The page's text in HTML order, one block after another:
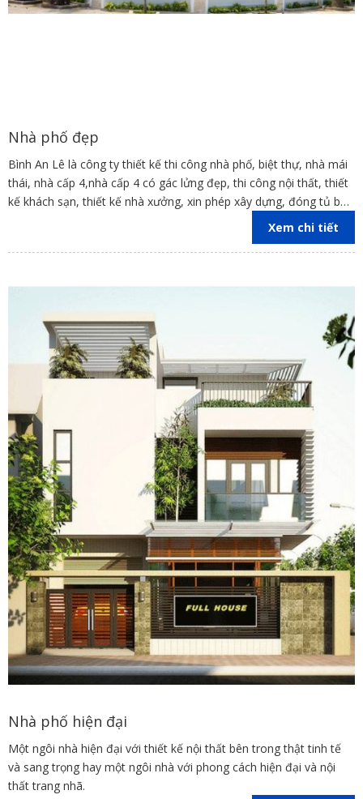
Nhà phố đẹp
Bình An Lê là công ty thiết kế thi công nhà phố, biệt thự, nhà mái
thái, nhà cấp 4,nhà cấp 4 có gác lửng đẹp, thi công nội thất, thiết
kế khách sạn, thiết kế nhà xưởng, xin phép xây dựng, đóng tủ bếp
trên địa bàn các tỉnh Đồng Nai, Bình Dương, TP Hồ Chí Minh,
Xem chi tiết
Nhà phố hiện đại
Một ngôi nhà hiện đại với thiết kế nội thất bên trong thật tinh tế
và sang trọng hay một ngôi nhà với phong cách hiện đại và nội
thất trang nhã.